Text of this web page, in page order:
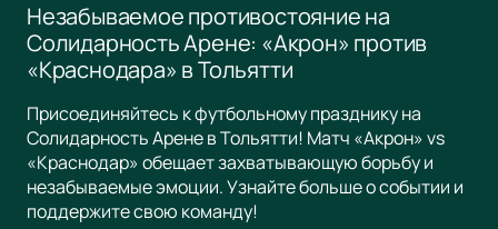
Незабываемое противостояние на
Солидарность Арене: «Акрон» против
«Краснодара» в Тольятти
Присоединяйтесь к футбольному празднику на
Солидарность Арене в Тольятти! Матч «Акрон» vs
«Краснодар» обещает захватывающую борьбу и
незабываемые эмоции. Узнайте больше о событии и
поддержите свою команду!